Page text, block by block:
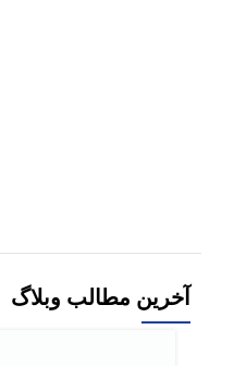
آخرین مطالب وبلاگ